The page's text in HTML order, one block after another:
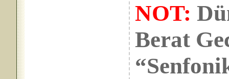
NOT:
Berat